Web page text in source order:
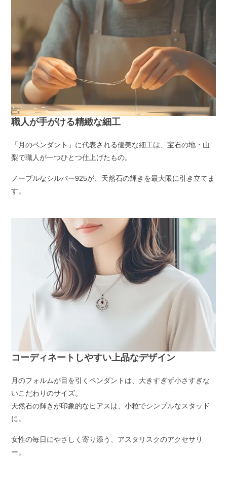
職人が手がける精緻な細工
「月のペンダント」に代表される優美な細工は、宝石の地・山
梨で職人が一つひとつ仕上げたもの。
ノーブルなシルバー925が、天然石の輝きを最大限に引き立てま
す。
コーディネートしやすい上品なデザイン
月のフォルムが目を引くペンダントは、大きすぎず小さすぎな
いこだわりのサイズ。
天然石の輝きが印象的なピアスは、小粒でシンプルなスタッド
に。
女性の毎日にやさしく寄り添う、アスタリスクのアクセサリ
ー。